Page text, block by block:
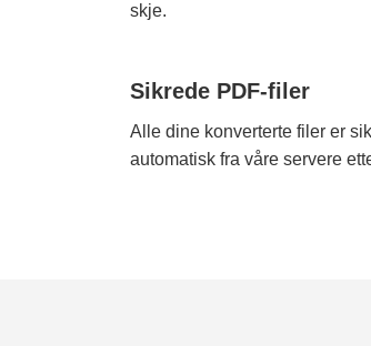
skje.
Sikrede PDF-filer
Alle dine konverterte filer er
automatisk fra våre servere